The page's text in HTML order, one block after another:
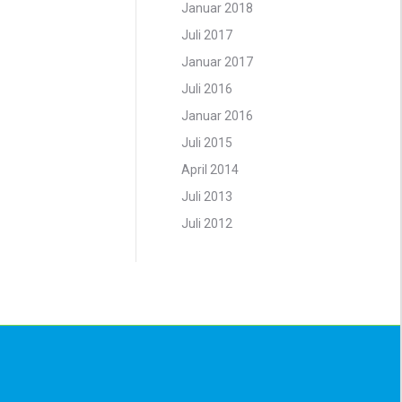
Januar 2018
Juli 2017
Januar 2017
Juli 2016
Januar 2016
Juli 2015
April 2014
Juli 2013
Juli 2012